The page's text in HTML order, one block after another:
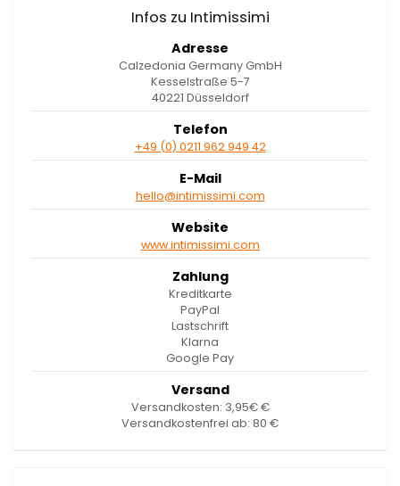
Infos zu Intimissimi
Adresse
Calzedonia Germany GmbH
Kesselstraße 5-7
40221 Düsseldorf
Telefon
+49 (0) 0211 962 949 42
E-Mail
hello@intimissimi.com
Website
www.intimissimi.com
Zahlung
Kreditkarte
PayPal
Lastschrift
Klarna
Google Pay
Versand
Versandkosten: 3,95€ €
Versandkostenfrei ab: 80 €